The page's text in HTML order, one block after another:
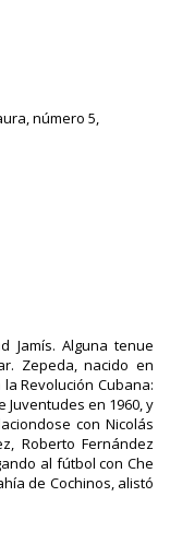
número 5,
Jamís. Alguna tenue
Zepeda, nacido en
Revolución Cubana:
Juventudes en 1960, y
con Nicolás
Roberto Fernández
al fútbol con Che
de Cochinos, alistó